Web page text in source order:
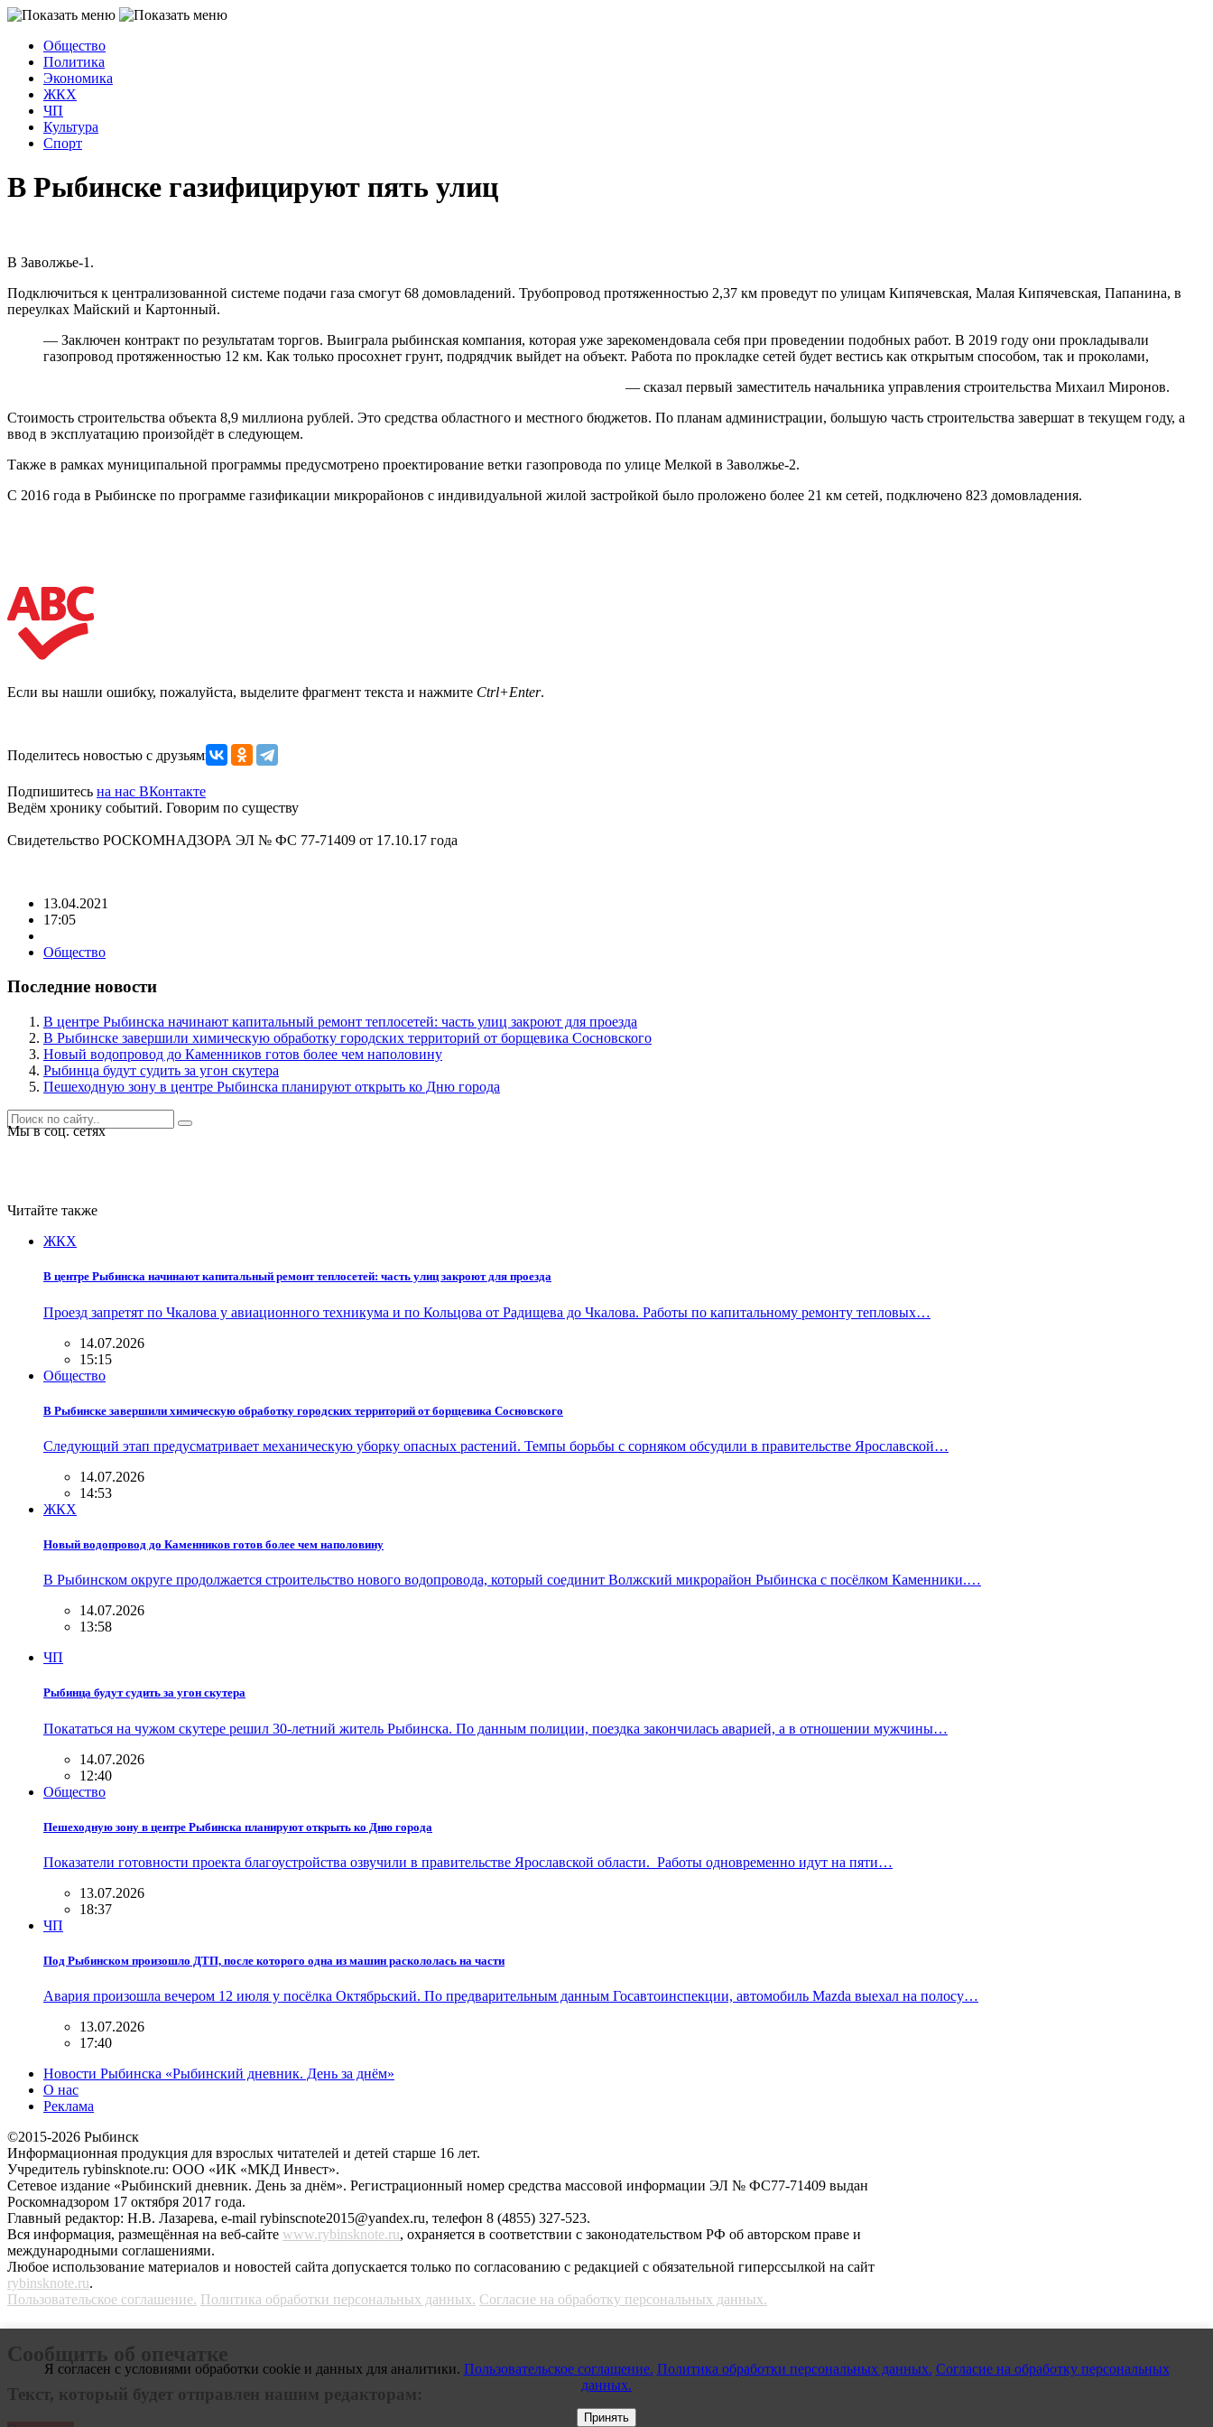
Общество
Политика
Экономика
ЖКХ
ЧП
Культура
Спорт
В Рыбинске газифицируют пять улиц
В Заволжье-1.
Подключиться к централизованной системе подачи газа смогут 68 домовладений. Трубопровод протяженностью 2,37 км проведут по улицам Кипячевская, Малая Кипячевская, Папанина, в
переулках Майский и Картонный.
— Заключен контракт по результатам торгов. Выиграла рыбинская компания, которая уже зарекомендовала себя при проведении подобных работ. В 2019 году они прокладывали
газопровод протяженностью 12 км. Как только просохнет грунт, подрядчик выйдет на объект. Работа по прокладке сетей будет вестись как открытым способом, так и проколами,
— сказал первый заместитель начальника управления строительства Михаил Миронов.
Стоимость строительства объекта 8,9 миллиона рублей. Это средства областного и местного бюджетов. По планам администрации, большую часть строительства завершат в текущем году, а
ввод в эксплуатацию произойдёт в следующем.
Также в рамках муниципальной программы предусмотрено проектирование ветки газопровода по улице Мелкой в Заволжье-2.
С 2016 года в Рыбинске по программе газификации микрорайонов с индивидуальной жилой застройкой было проложено более 21 км сетей, подключено 823 домовладения.
Если вы нашли ошибку, пожалуйста, выделите фрагмент текста и нажмите Ctrl+Enter.
Поделитесь новостью с друзьями
Подпишитесь на нас ВКонтакте
Ведём хронику событий. Говорим по существу
Свидетельство РОСКОМНАДЗОРА ЭЛ № ФС 77-71409 от 17.10.17 года
13.04.2021
17:05
Общество
Последние новости
В центре Рыбинска начинают капитальный ремонт теплосетей: часть улиц закроют для проезда
В Рыбинске завершили химическую обработку городских территорий от борщевика Сосновского
Новый водопровод до Каменников готов более чем наполовину
Рыбинца будут судить за угон скутера
Пешеходную зону в центре Рыбинска планируют открыть ко Дню города
Мы в соц. сетях
Читайте также
ЖКХ
В центре Рыбинска начинают капитальный ремонт теплосетей: часть улиц закроют для проезда
Проезд запретят по Чкалова у авиационного техникума и по Кольцова от Радищева до Чкалова. Работы по капитальному ремонту тепловых…
14.07.2026
15:15
Общество
В Рыбинске завершили химическую обработку городских территорий от борщевика Сосновского
Следующий этап предусматривает механическую уборку опасных растений. Темпы борьбы с сорняком обсудили в правительстве Ярославской…
14.07.2026
14:53
ЖКХ
Новый водопровод до Каменников готов более чем наполовину
В Рыбинском округе продолжается строительство нового водопровода, который соединит Волжский микрорайон Рыбинска с посёлком Каменники.…
14.07.2026
13:58
ЧП
Рыбинца будут судить за угон скутера
Покататься на чужом скутере решил 30-летний житель Рыбинска. По данным полиции, поездка закончилась аварией, а в отношении мужчины…
14.07.2026
12:40
Общество
Пешеходную зону в центре Рыбинска планируют открыть ко Дню города
Показатели готовности проекта благоустройства озвучили в правительстве Ярославской области. Работы одновременно идут на пяти…
13.07.2026
18:37
ЧП
Под Рыбинском произошло ДТП, после которого одна из машин раскололась на части
Авария произошла вечером 12 июля у посёлка Октябрьский. По предварительным данным Госавтоинспекции, автомобиль Mazda выехал на полосу…
13.07.2026
17:40
Новости Рыбинска «Рыбинский дневник. День за днём»
О нас
Реклама
©2015-2026 Рыбинск
Информационная продукция для взрослых читателей и детей старше 16 лет.
Учредитель rybinsknote.ru: ООО «ИК «МКД Инвест».
Сетевое издание «Рыбинский дневник. День за днём». Регистрационный номер средства массовой информации ЭЛ № ФС77-71409 выдан
Роскомнадзором 17 октября 2017 года.
Главный редактор: Н.В. Лазарева, e-mail rybinscnote2015@yandex.ru, телефон 8 (4855) 327-523.
Вся информация, размещённая на веб-сайте www.rybinsknote.ru, охраняется в соответствии с законодательством РФ об авторском праве и
международными соглашениями.
Любое использование материалов и новостей сайта допускается только по согласованию с редакцией с обязательной гиперссылкой на сайт
rybinsknote.ru.
Пользовательское соглашение. Политика обработки персональных данных. Согласие на обработку персональных данных.
Я согласен с условиями обработки cookie и данных для аналитики. Пользовательское соглашение. Политика обработки персональных данных. Согласие на обработку персональных
данных.
Принять
Сообщить об опечатке
Текст, который будет отправлен нашим редакторам: